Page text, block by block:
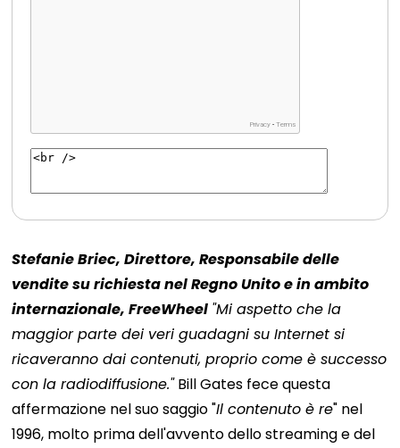
Stefanie Briec, Direttore, Responsabile delle
vendite su richiesta nel Regno Unito e in ambito
internazionale, FreeWheel "Mi aspetto che la
maggior parte dei veri guadagni su Internet si
ricaveranno dai contenuti, proprio come è successo
con la radiodiffusione."Bill Gates fece questa
affermazione nel suo saggio "Il contenuto è re" nel
1996, molto prima dell'avvento dello streaming e del